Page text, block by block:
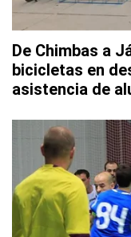
De Chimbas a
bicicletas en
asistencia de